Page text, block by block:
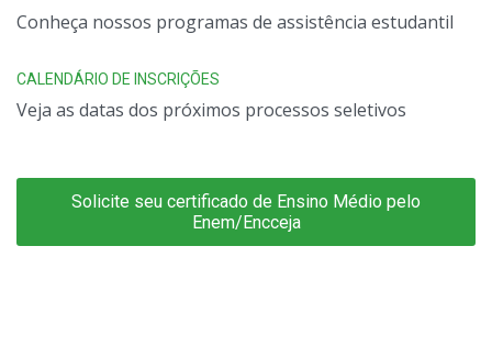
Conheça nossos programas de assistência estudantil
CALENDÁRIO DE INSCRIÇÕES
Veja as datas dos próximos processos seletivos
Solicite seu certificado de Ensino Médio pelo
Enem/Encceja